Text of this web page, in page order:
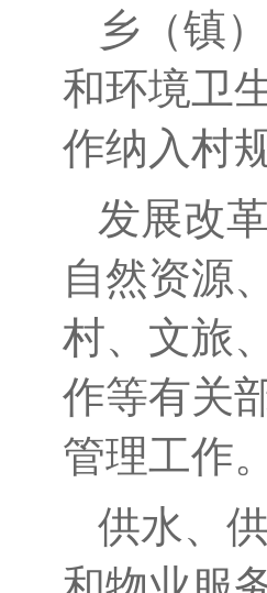
乡（镇
和环境卫
作纳入村
发展改
自然资源
村、文旅
作等有关
管理工作。
供水、